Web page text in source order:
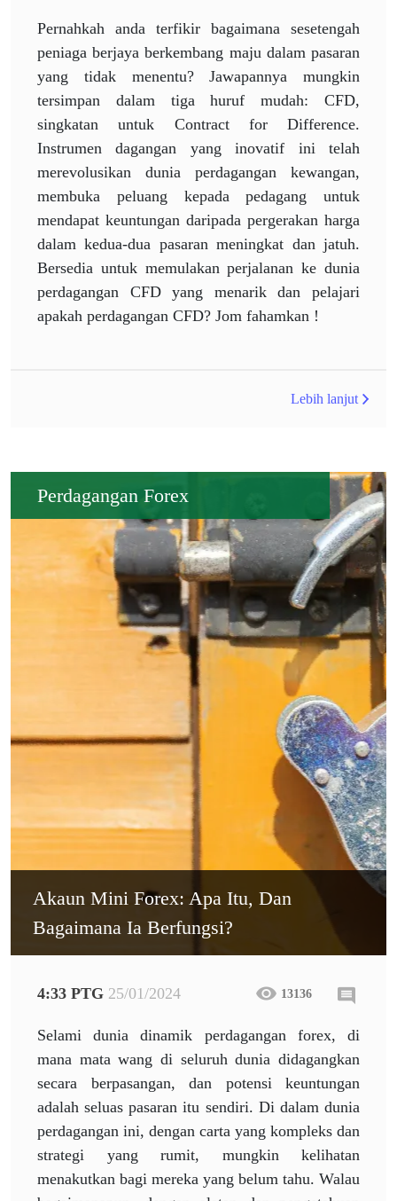
Pernahkah anda terfikir bagaimana sesetengah
peniaga berjaya berkembang maju dalam pasaran
yang tidak menentu? Jawapannya mungkin
tersimpan dalam tiga huruf mudah: CFD,
singkatan untuk Contract for Difference.
Instrumen dagangan yang inovatif ini telah
merevolusikan dunia perdagangan kewangan,
membuka peluang kepada pedagang untuk
mendapat keuntungan daripada pergerakan harga
dalam kedua-dua pasaran meningkat dan jatuh.
Bersedia untuk memulakan perjalanan ke dunia
perdagangan CFD yang menarik dan pelajari
apakah perdagangan CFD? Jom fahamkan !
Lebih lanjut
Perdagangan Forex
Akaun Mini Forex: Apa Itu, Dan
Bagaimana Ia Berfungsi?
4:33 PTG 25/01/2024 13136
Selami dunia dinamik perdagangan forex, di
mana mata wang di seluruh dunia didagangkan
secara berpasangan, dan potensi keuntungan
adalah seluas pasaran itu sendiri. Di dalam dunia
perdagangan ini, dengan carta yang kompleks dan
strategi yang rumit, mungkin kelihatan
menakutkan bagi mereka yang belum tahu. Walau